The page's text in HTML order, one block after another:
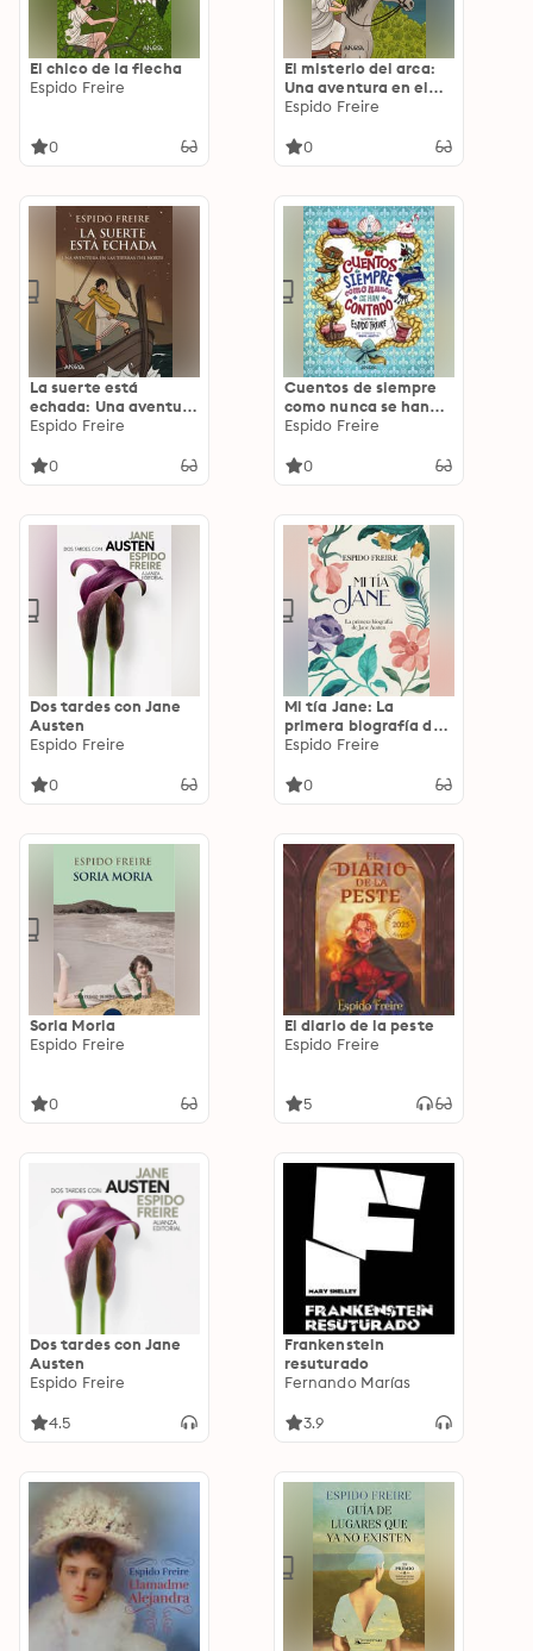
El chico de la flecha
Espido Freire
0
El misterio del arca:
Una aventura en el
Mare Nostrum
Espido Freire
0
La suerte está
echada: Una aventura
en las tierras del
Espido Freire
0
Cuentos de siempre
como nunca se han
contado
Espido Freire
0
Dos tardes con Jane
Austen
Espido Freire
0
Mi tía Jane: La
primera biografía de
Jane Austen
Espido Freire
0
Soria Moria
Espido Freire
0
El diario de la peste
Espido Freire
5
Dos tardes con Jane
Austen
Espido Freire
4.5
Frankenstein
resuturado
Fernando Marías
3.9